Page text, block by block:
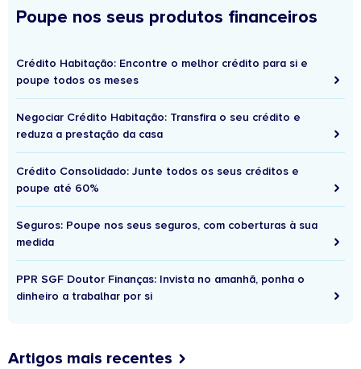
Poupe nos seus produtos financeiros
Crédito Habitação: Encontre o melhor crédito para si e
poupe todos os meses
Negociar Crédito Habitação: Transfira o seu crédito e
reduza a prestação da casa
Crédito Consolidado: Junte todos os seus créditos e
poupe até 60%
Seguros: Poupe nos seus seguros, com coberturas à sua
medida
PPR SGF Doutor Finanças: Invista no amanhã, ponha o
dinheiro a trabalhar por si
Artigos mais recentes